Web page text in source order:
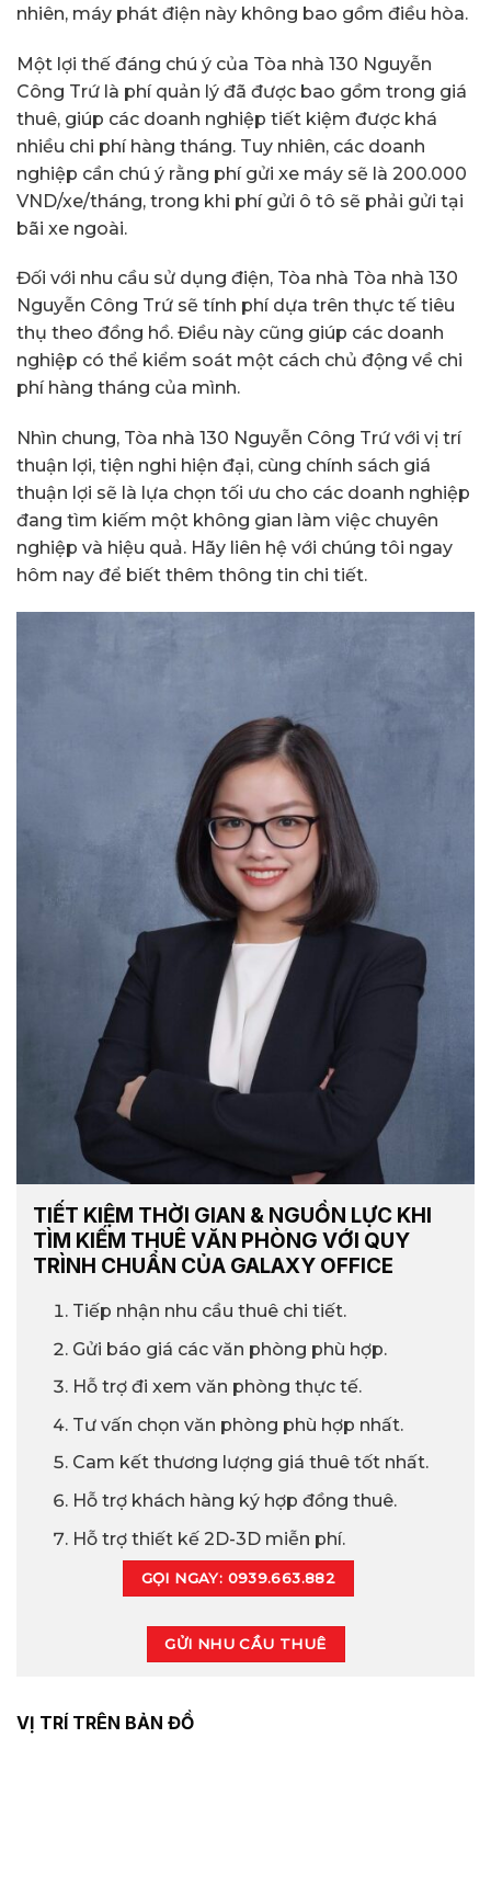
nhiên, máy phát điện này không bao gồm điều hòa.
Một lợi thế đáng chú ý của Tòa nhà 130 Nguyễn
Công Trứ là phí quản lý đã được bao gồm trong giá
thuê, giúp các doanh nghiệp tiết kiệm được khá
nhiều chi phí hàng tháng. Tuy nhiên, các doanh
nghiệp cần chú ý rằng phí gửi xe máy sẽ là 200.000
VND/xe/tháng, trong khi phí gửi ô tô sẽ phải gửi tại
bãi xe ngoài.
Đối với nhu cầu sử dụng điện, Tòa nhà Tòa nhà 130
Nguyễn Công Trứ sẽ tính phí dựa trên thực tế tiêu
thụ theo đồng hồ. Điều này cũng giúp các doanh
nghiệp có thể kiểm soát một cách chủ động về chi
phí hàng tháng của mình.
Nhìn chung, Tòa nhà 130 Nguyễn Công Trứ với vị trí
thuận lợi, tiện nghi hiện đại, cùng chính sách giá
thuận lợi sẽ là lựa chọn tối ưu cho các doanh nghiệp
đang tìm kiếm một không gian làm việc chuyên
nghiệp và hiệu quả. Hãy liên hệ với chúng tôi ngay
hôm nay để biết thêm thông tin chi tiết.
TIẾT KIỆM THỜI GIAN & NGUỒN LỰC KHI
TÌM KIẾM THUÊ VĂN PHÒNG VỚI QUY
TRÌNH CHUẨN CỦA GALAXY OFFICE
Tiếp nhận nhu cầu thuê chi tiết.
Gửi báo giá các văn phòng phù hợp.
Hỗ trợ đi xem văn phòng thực tế.
Tư vấn chọn văn phòng phù hợp nhất.
Cam kết thương lượng giá thuê tốt nhất.
Hỗ trợ khách hàng ký hợp đồng thuê.
Hỗ trợ thiết kế 2D-3D miễn phí.
GỌI NGAY: 0939.663.882
GỬI NHU CẦU THUÊ
VỊ TRÍ TRÊN BẢN ĐỒ